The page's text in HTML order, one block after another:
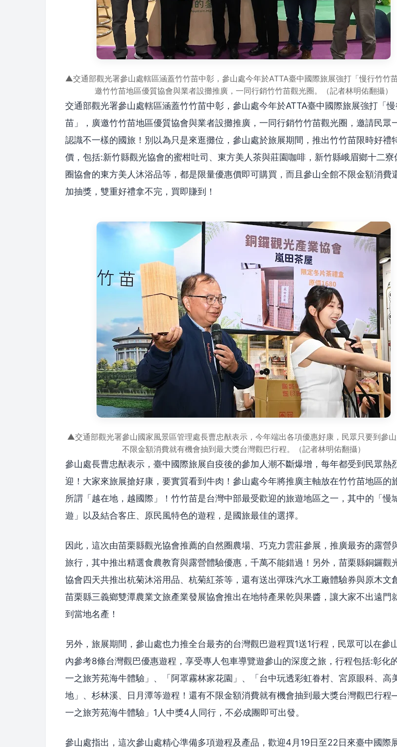
▲交通部觀光署參山處轄區涵蓋竹竹苗中彰，參山處今年於ATTA臺中國際旅展強打「慢行竹竹
邀竹竹苗地區優質協會與業者設攤推廣，一同行銷竹竹苗觀光圈。（記者林明佑翻攝）
交通部觀光署參山處轄區涵蓋竹竹苗中彰，參山處今年於ATTA臺中國際旅展強打「
苗」，廣邀竹竹苗地區優質協會與業者設攤推廣，一同行銷竹竹苗觀光圈，邀請民眾
認識不一樣的國旅！別以為只是來逛攤位，參山處於旅展期間，推出竹竹苗限時好禮
價，包括:新竹縣觀光協會的蜜柑吐司、東方美人茶與莊園咖啡，新竹縣峨眉鄉十二寮
圈協會的東方美人沐浴品等，都是限量優惠價即可購買，而且參山全館不限金額消費
加抽獎，雙重好禮拿不完，買即賺到！
▲交通部觀光署參山國家風景區管理處長曹忠猷表示，今年端出各項優惠好康，民眾只要到參
不限金額消費就有機會抽到最大獎台灣觀巴行程。（記者林明佑翻攝）
參山處長曹忠猷表示，臺中國際旅展自疫後的參加人潮不斷爆增，每年都受到民眾熱
迎！大家來旅展搶好康，要實質看到牛肉！參山處今年將推廣主軸放在竹竹苗地區的
所謂「越在地，越國際」！竹竹苗是台灣中部最受歡迎的旅遊地區之一，其中的「慢
遊」以及結合客庄、原民風特色的遊程，是國旅最佳的選擇。
因此，這次由苗栗縣觀光協會推薦的自然圈農場、巧克力雲莊參展，推廣最夯的露營
旅行，其中推出精選食農教育與露營體驗優惠，千萬不能錯過！另外，苗栗縣銅鑼觀
協會四天共推出杭菊沐浴用品、杭菊紅茶等，還有送出彈珠汽水工廠體驗券與原木文
苗栗縣三義鄉雙潭農業文旅產業發展協會推出在地特產果乾與果醬，讓大家不出遠門
到當地名產！
另外，旅展期間，參山處也力推全台最夯的台灣觀巴遊程買1送1行程，民眾可以在參
內參考8條台灣觀巴優惠遊程，享受專人包車導覽遊參山的深度之旅，行程包括:彰化
一之旅芳苑海牛體驗」、「阿罩霧林家花園」、「台中玩透彩虹眷村、宮原眼科、高
地」、杉林溪、日月潭等遊程！還有不限金額消費就有機會抽到最大獎台灣觀巴行程
一之旅芳苑海牛體驗」1人中獎4人同行，不必成團即可出發。
參山處指出，這次參山處精心準備多項遊程及產品，歡迎4月19日至22日來臺中國際